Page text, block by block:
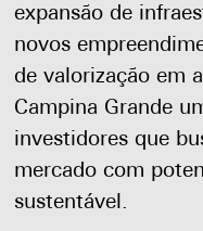
expansão de
novos
de valorização em
Campina Grande
investidores que
mercado com
sustentável.